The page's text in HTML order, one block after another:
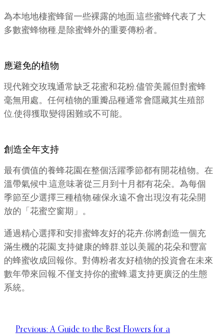
為本地地棲蜜蜂留一些裸露的地面,這些蜜蜂代表了大
多數蜜蜂物種,是除蜜蜂外的重要傳粉者。
應避免的植物
現代雜交玫瑰通常缺乏花蜜和花粉,儘管美麗但對蜜蜂
毫無用處。任何植物的重瓣品種通常會隱藏其生殖部
位,使得獲取變得困難或不可能。
創造全年支持
最有價值的養蜂花園在整個活躍季節都有開花植物。在
溫帶氣候中,這意味著從三月到十月都有花朵。為每個
季節至少選擇三種植物,確保永遠不會出現沒有花朵開
放的「花蜜空窗期」。
通過精心選擇和安排蜜蜂友好的花卉,你將創造一個充
滿生機的花園,支持健康的蜂群,並以美麗的花朵和豐富
的蜂蜜收成回報你。對傳粉者友好植物的投資會在未來
數年帶來回報,不僅支持你的蜜蜂,還支持更廣泛的生態
系統。
Previous: A Guide to the Best Flowers for a